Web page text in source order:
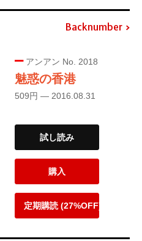
Backnumber
アンアン No. 2018
魅惑の香港
509円 — 2016.08.31
試し読み
購入
定期購読 (27%OFF)